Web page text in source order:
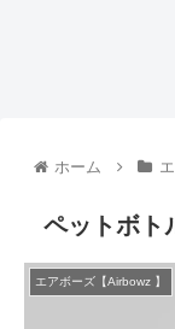
ホーム
ペットボト
エアボーズ【Airbowz 】